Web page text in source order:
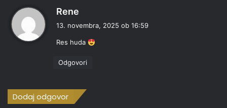
Rene
v
:
13. novembra, 2025 ob 16:59
Res huda
Odgovori
Dodaj odgovor